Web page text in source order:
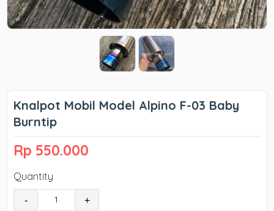
Knalpot Mobil Model Alpino F-03 Baby
Burntip
Rp 550.000
Quantity
- +